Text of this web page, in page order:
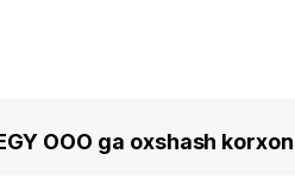
OOO ga oxshash